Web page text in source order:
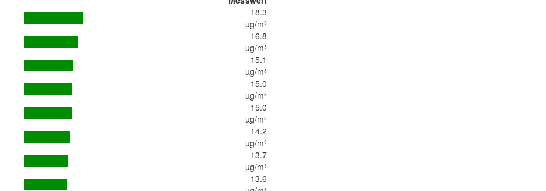
18.3
µg/m³
16.8
µg/m³
15.1
µg/m³
15.0
µg/m³
15.0
µg/m³
14.2
µg/m³
13.7
µg/m³
13.6